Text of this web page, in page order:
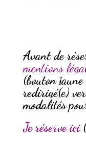
Avant de
mentions
(bouton
redirigé(e)
modalités
Je réserve ici